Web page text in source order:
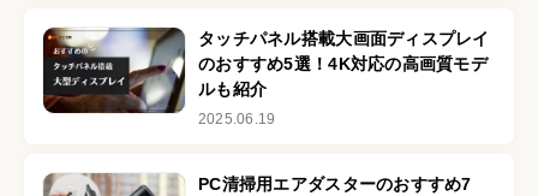
タッチパネル搭載大画面ディスプレイ
のおすすめ5選！4K対応の高画質モデ
ルも紹介
2025.06.19
PC清掃用エアダスターのおすすめ7